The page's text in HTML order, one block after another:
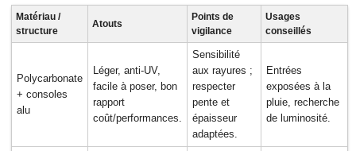
Matériau /
structure
Atouts
Points de
vigilance
Usages
conseillés
Polycarbonate
+ consoles
alu
Léger, anti‑UV,
facile à poser, bon
rapport
coût/performances.
Sensibilité
aux rayures ;
respecter
pente et
épaisseur
adaptées.
Entrées
exposées à la
pluie, recherche
de luminosité.